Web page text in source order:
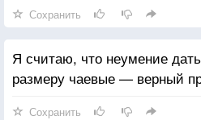
Сохранить
Я считаю, что неумение
размеру чаевые — верный
Сохранить